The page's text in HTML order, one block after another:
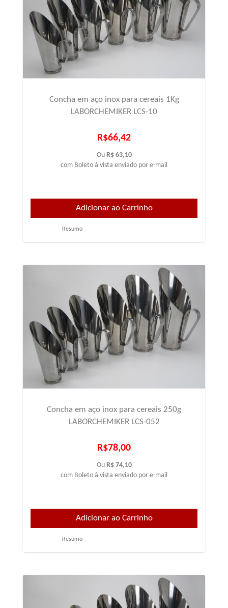
Concha em aço inox para cereais 1Kg
LABORCHEMIKER LCS-10
R$66,42
Ou R$ 63,10
com Boleto à vista enviado por e-mail
Resumo
Concha em aço inox para cereais 250g
LABORCHEMIKER LCS-052
R$78,00
Ou R$ 74,10
com Boleto à vista enviado por e-mail
Resumo